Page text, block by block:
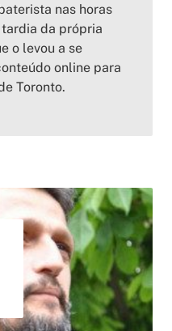
nas horas
da própria
o levou a se
online para
Toronto.